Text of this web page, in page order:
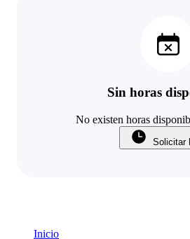
Sin horas
No existen horas
Solicitar
Inicio